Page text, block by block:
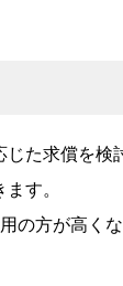
た求償を検
す。
の方が高く